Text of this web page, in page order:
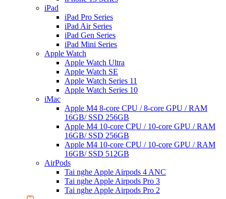
iPad
iPad Pro Series
iPad Air Series
iPad Gen Series
iPad Mini Series
Apple Watch
Apple Watch Ultra
Apple Watch SE
Apple Watch Series 11
Apple Watch Series 10
iMac
Apple M4 8-core CPU / 8-core GPU / RAM
16GB/ SSD 256GB
Apple M4 10-core CPU / 10-core GPU / RAM
16GB/ SSD 256GB
Apple M4 10-core CPU / 10-core GPU / RAM
16GB/ SSD 512GB
AirPods
Tai nghe Apple Airpods 4 ANC
Tai nghe Apple Airpods Pro 3
Tai nghe Apple Airpods Pro 2